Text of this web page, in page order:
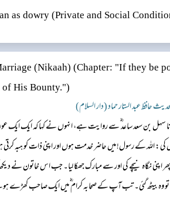
کی قسم! کچھ نہیں ہے۔ آپ ﷺ نے فرمای...
as dowry (Private and Social
(Nikaah) (Chapter: "If they be
His Bounty.")
حافظ عبد الستار حماد (دار السلام)
سہل بن سعد ساعد ؓ سے روایت ہے، انہوں نے کہا کہ ایک
کی: اللہ کے رسول! میں حاضر خدمت ہوں اور اپنی ذات کو ہبہ
اپنی نگاہ نیچے کی اور سے مبارک جھکا لیا۔ جب اس خاتون
تو وہ بیٹھ گئی۔ تب آپ کے صحابہ کرام‬ ؓ م‬یں ایک صاحب